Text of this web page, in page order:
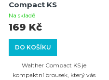
Compact KS
Na skladě
DO KOŠÍKU
169 Kč
Walther Compact KS je
kompaktní brousek, který vás